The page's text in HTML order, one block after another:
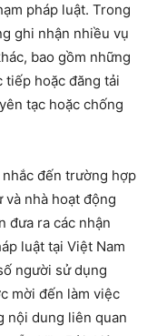
pháp luật. Trong
ghi nhận nhiều vụ
bao gồm những
hoặc đăng tải
tạc hoặc chống
đến trường hợp
và nhà hoạt động
đưa ra các nhận
luật tại Việt Nam
người sử dụng
mời đến làm việc
nội dung liên quan